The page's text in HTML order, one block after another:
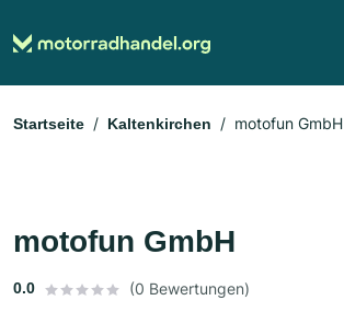
Startseite Kaltenkirchen motofun GmbH
motofun GmbH
0.0 (0 Bewertungen)